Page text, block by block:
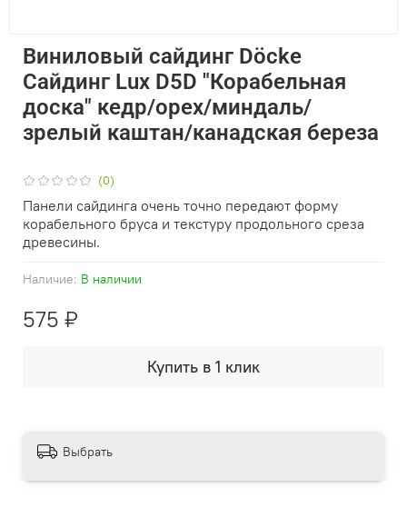
(0)
Наличие: В наличии
Виниловый сайдинг Döcke
Сайдинг Lux D5D "Корабельная
доска" кедр/орех/миндаль/
зрелый каштан/канадская береза
575 ₽
Купить в 1 клик
Панели сайдинга очень точно передают форму
корабельного бруса и текстуру продольного среза
древесины.
Выбрать